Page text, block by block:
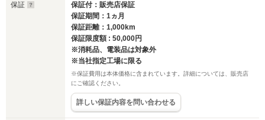
保証
保証付：販売店保証
保証期間：1ヵ月
保証距離：1,000km
保証限度額 : 50,000円
※消耗品、電装品は対象外
※当社指定工場に限る
※保証費用は本体価格に含まれています。詳細については、販売店
にご確認ください。
詳しい保証内容を問い合わせる